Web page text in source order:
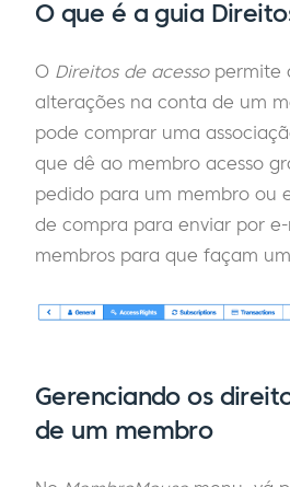
O que é a guia
O Direitos de acessopermite
alterações na conta de um
pode comprar uma
que dê ao membro acesso
pedido para um membro ou
de compra para enviar por e-
membros para que façam
Gerenciando os
de um membro